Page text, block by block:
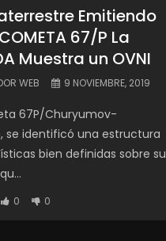
Emitiendo
67/P La
Muestra un OVNI
WEB 9 NOVIEMBRE, 2019
67P/Churyumov-
se identificó una estructura
bien definidas sobre su
0 0